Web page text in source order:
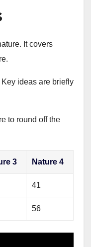
It covers
ideas are briefly
to round off the
3 Nature 4
41
56